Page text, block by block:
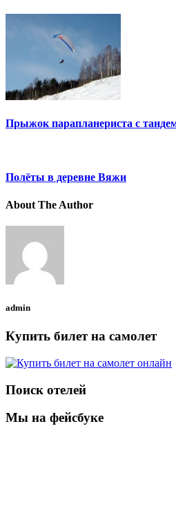
Прыжок парапланериста с
Полёты в деревне Вяжи
About The Author
admin
Купить билет на самолет
Поиск отелей
Мы на фейсбуке